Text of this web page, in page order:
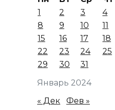
Январь 2024
1
2 3 4
8
9 10 11
15
16 17 18
22
23 24 25
29
30 31
« Дек Фев »